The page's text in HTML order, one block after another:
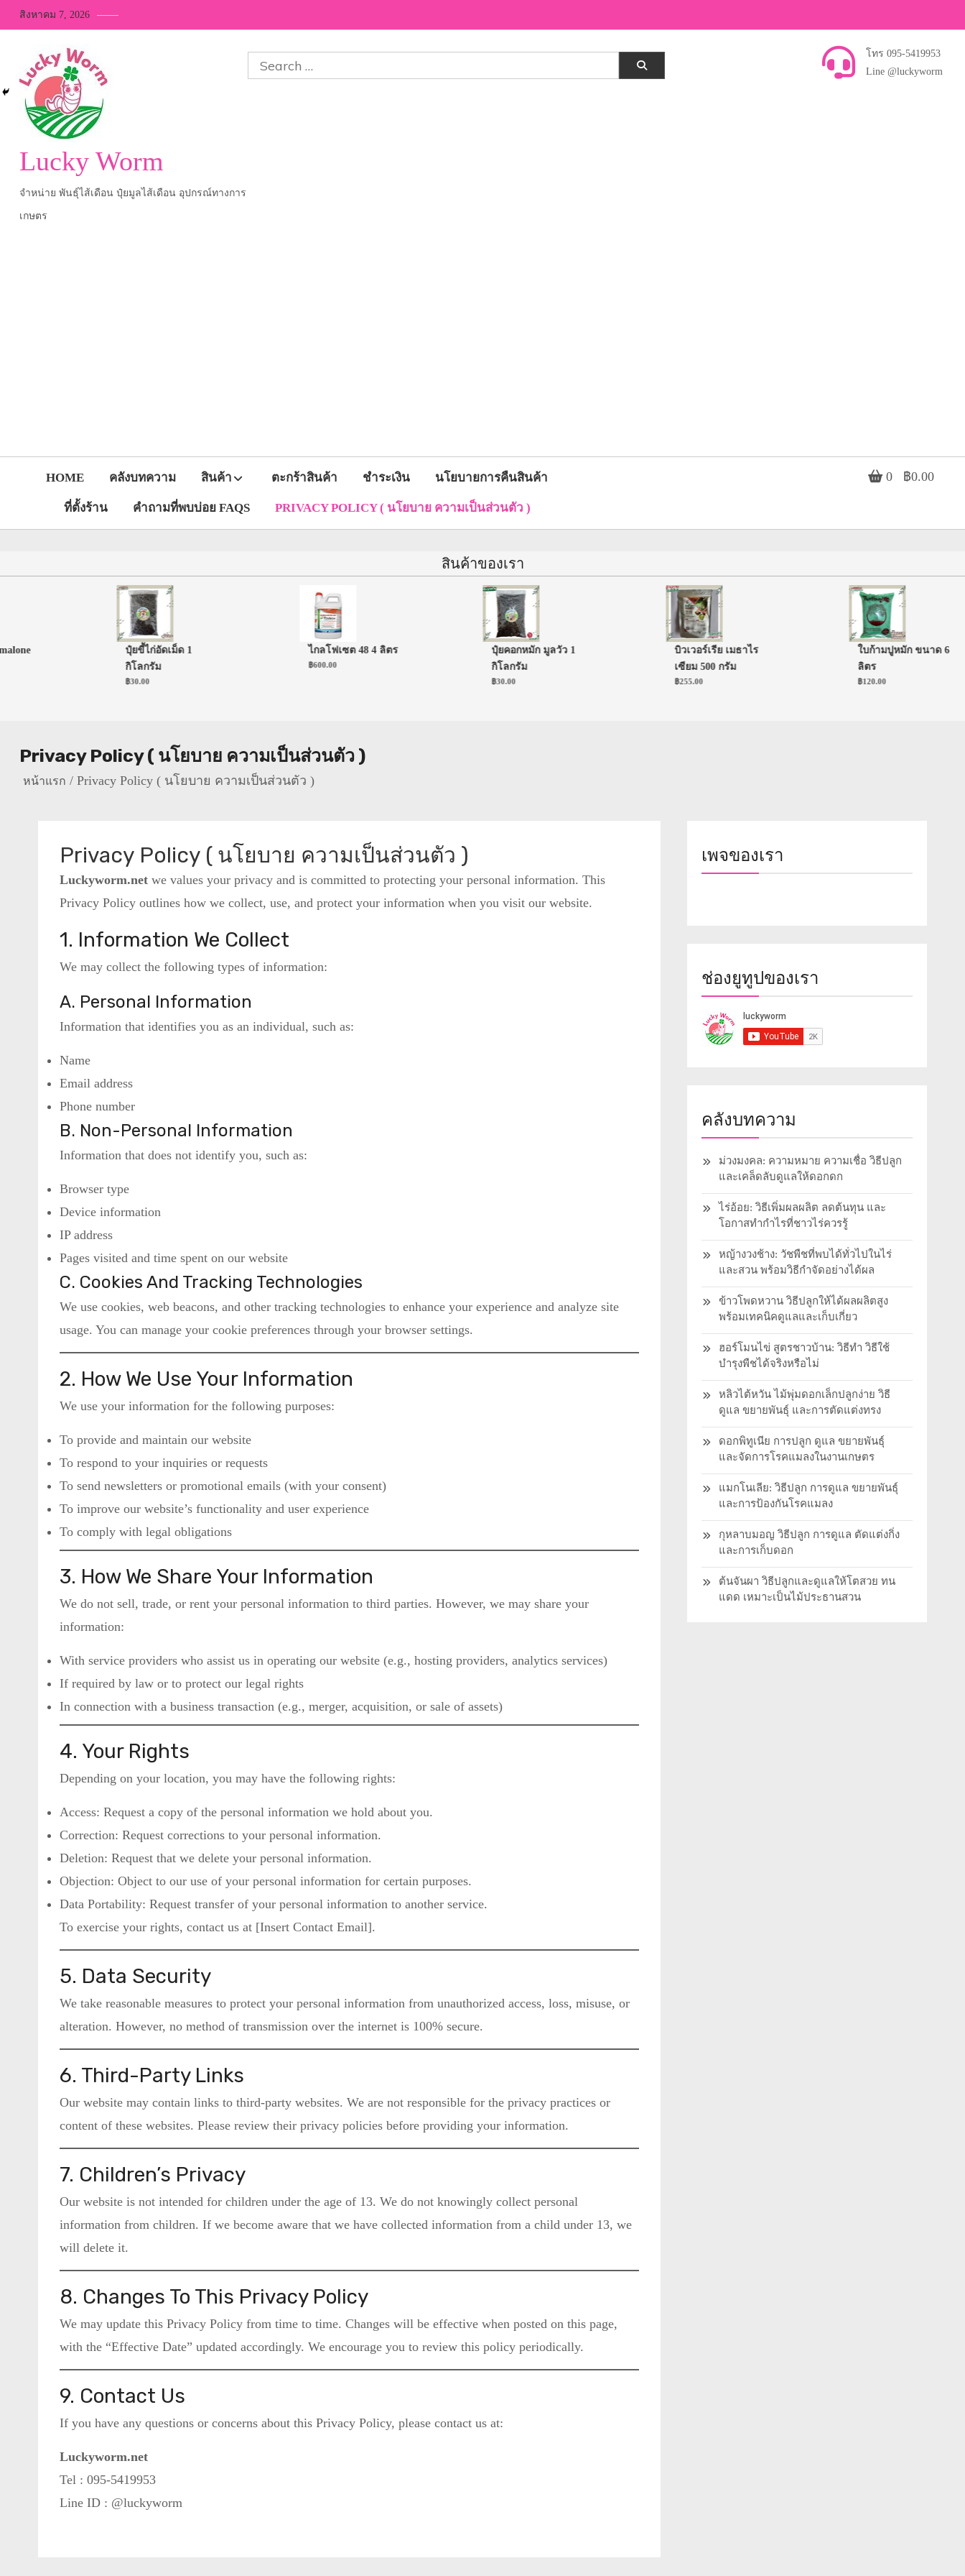
Skip
to
สิงหาคม 7, 2026
Lucky Worm
จำหน่าย พันธุ์ไส้เดือน ปุ๋ยมูลไส้เดือน อุปกรณ์ทางการ
เกษตร
Search
โทร 095-5419953
Line @luckyworm
HOME คลังบทความ สินค้า ตะกร้าสินค้า ชำระเงิน นโยบายการคืนสินค้า
ที่ตั้งร้าน คำถามที่พบบ่อย FAQS PRIVACY POLICY ( นโยบาย ความเป็นส่วนตัว )
0 ฿0.00
สินค้าของเรา
ปุ๋ยขี้ไก่อัดเม็ด 1
กิโลกรัม
30.00
ไกลโฟเซต 48 4 ลิตร
600.00
ปุ๋ยคอกหมัก มูลวัว 1
กิโลกรัม
30.00
บิวเวอร์เรีย เมธาไร
เซียม 500 กรัม
255.00
ใบก้ามปูหมัก ขนาด 6
ลิตร
120.00
Privacy Policy ( นโยบาย ความเป็นส่วนตัว )
หน้าแรก Privacy Policy ( นโยบาย ความเป็นส่วนตัว )
Privacy Policy ( นโยบาย ความเป็นส่วนตัว )
Luckyworm.netwe values your privacy and is committed to protecting your personal information. This
Privacy Policy outlines how we collect, use, and protect your information when you visit our website.
1. Information We Collect
We may collect the following types of information:
A. Personal Information
Information that identifies you as an individual, such as:
Name
Email address
Phone number
B. Non-Personal Information
Information that does not identify you, such as:
Browser type
Device information
IP address
Pages visited and time spent on our website
C. Cookies And Tracking Technologies
We use cookies, web beacons, and other tracking technologies to enhance your experience and analyze site
usage. You can manage your cookie preferences through your browser settings.
2. How We Use Your Information
We use your information for the following purposes:
To provide and maintain our website
To respond to your inquiries or requests
To send newsletters or promotional emails (with your consent)
To improve our website’s functionality and user experience
To comply with legal obligations
3. How We Share Your Information
We do not sell, trade, or rent your personal information to third parties. However, we may share your
information:
With service providers who assist us in operating our website (e.g., hosting providers, analytics services)
If required by law or to protect our legal rights
In connection with a business transaction (e.g., merger, acquisition, or sale of assets)
4. Your Rights
Depending on your location, you may have the following rights:
Access: Request a copy of the personal information we hold about you.
Correction: Request corrections to your personal information.
Deletion: Request that we delete your personal information.
Objection: Object to our use of your personal information for certain purposes.
Data Portability: Request transfer of your personal information to another service.
To exercise your rights, contact us at [Insert Contact Email].
5. Data Security
We take reasonable measures to protect your personal information from unauthorized access, loss, misuse, or
alteration. However, no method of transmission over the internet is 100% secure.
6. Third-Party Links
Our website may contain links to third-party websites. We are not responsible for the privacy practices or
content of these websites. Please review their privacy policies before providing your information.
7. Children’s Privacy
Our website is not intended for children under the age of 13. We do not knowingly collect personal
information from children. If we become aware that we have collected information from a child under 13, we
will delete it.
8. Changes To This Privacy Policy
We may update this Privacy Policy from time to time. Changes will be effective when posted on this page,
with the “Effective Date” updated accordingly. We encourage you to review this policy periodically.
9. Contact Us
If you have any questions or concerns about this Privacy Policy, please contact us at:
Luckyworm.net
Tel : 095-5419953
Line ID : @luckyworm
เพจของเรา
ช่องยูทูปของเรา
คลังบทความ
ม่วงมงคล: ความหมาย ความเชื่อ วิธีปลูก
และเคล็ดลับดูแลให้ดอกดก
ไร่อ้อย: วิธีเพิ่มผลผลิต ลดต้นทุน และ
โอกาสทำกำไรที่ชาวไร่ควรรู้
หญ้างวงช้าง: วัชพืชที่พบได้ทั่วไปในไร่
และสวน พร้อมวิธีกำจัดอย่างได้ผล
ข้าวโพดหวาน วิธีปลูกให้ได้ผลผลิตสูง
พร้อมเทคนิคดูแลและเก็บเกี่ยว
ฮอร์โมนไข่ สูตรชาวบ้าน: วิธีทำ วิธีใช้
บำรุงพืชได้จริงหรือไม่
หลิวไต้หวัน ไม้พุ่มดอกเล็กปลูกง่าย วิธี
ดูแล ขยายพันธุ์ และการตัดแต่งทรง
ดอกพิทูเนีย การปลูก ดูแล ขยายพันธุ์
และจัดการโรคแมลงในงานเกษตร
แมกโนเลีย: วิธีปลูก การดูแล ขยายพันธุ์
และการป้องกันโรคแมลง
กุหลาบมอญ วิธีปลูก การดูแล ตัดแต่งกิ่ง
และการเก็บดอก
ต้นจันผา วิธีปลูกและดูแลให้โตสวย ทน
แดด เหมาะเป็นไม้ประธานสวน